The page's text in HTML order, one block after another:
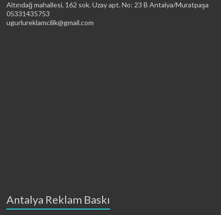
Altındağ mahallesi, 162 sok. Uzay apt. No: 23 B Antalya/Muratpaşa
05331435753
ugurlureklamcilik@gmail.com
Antalya Reklam Baskı